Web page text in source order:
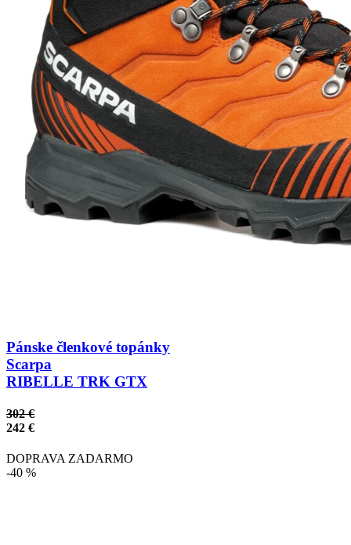
Pánske členkové topánky
Scarpa
RIBELLE TRK GTX
302 €
242 €
DOPRAVA ZADARMO
-40 %